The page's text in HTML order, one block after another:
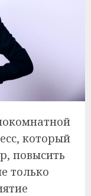
который
повысить
только